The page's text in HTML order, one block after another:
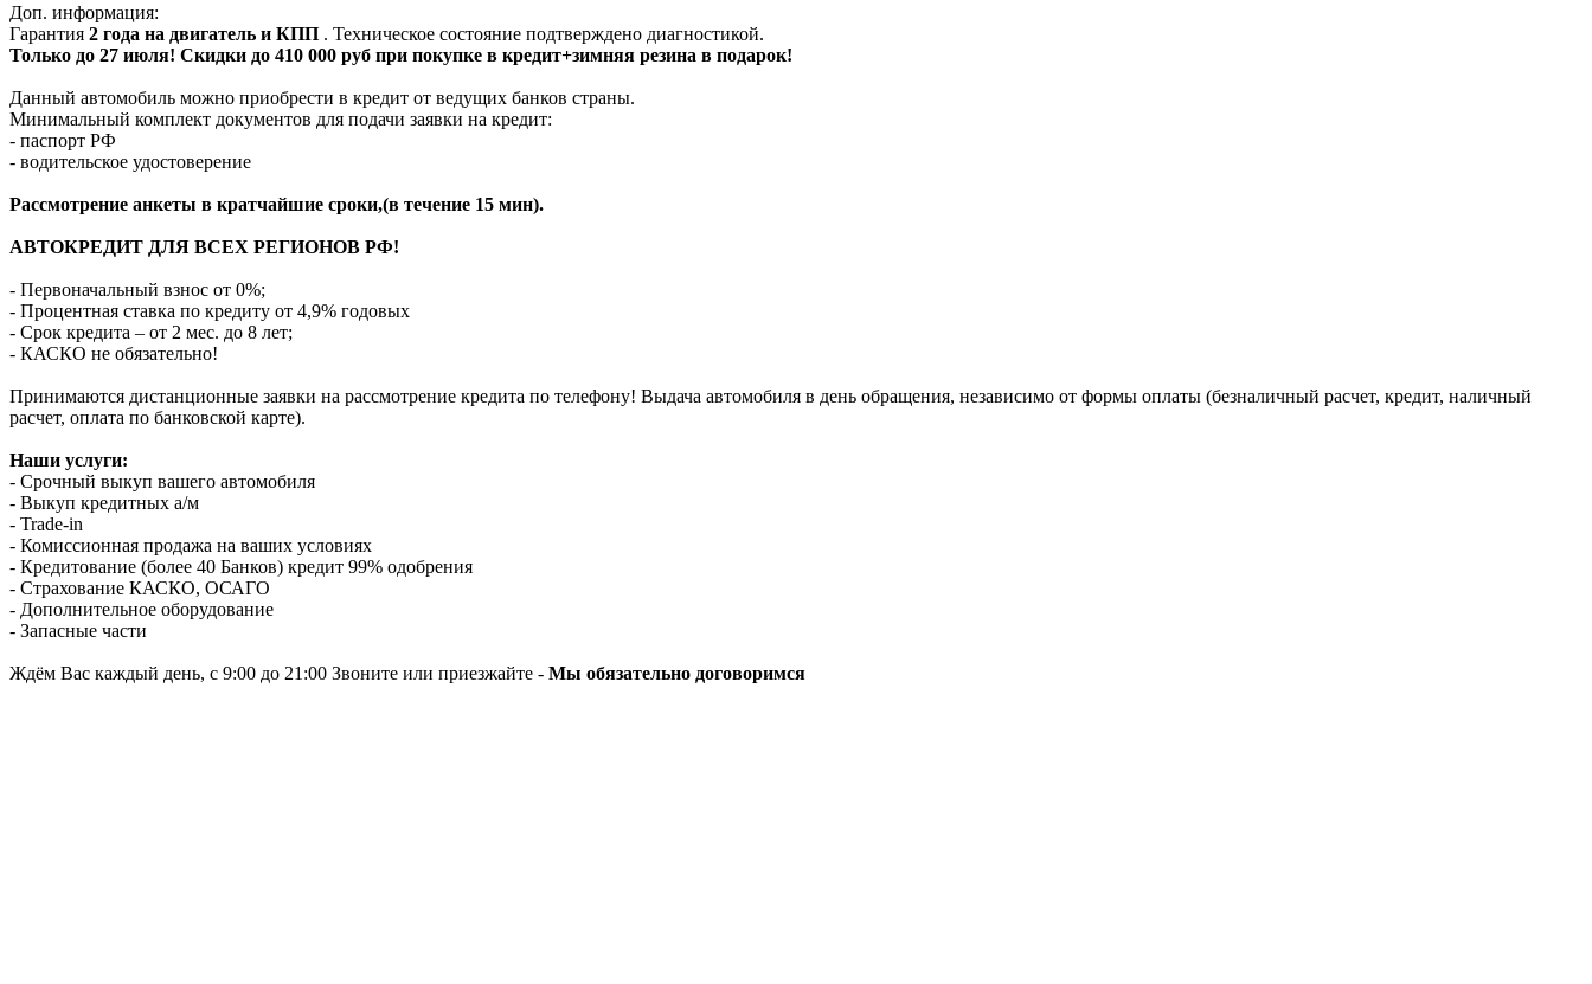
Доп. информация:
Гарантия 2 года на двигатель и КПП . Техническое состояние подтверждено диагностикой.
Только до 27 июля! Скидки до 410 000 руб при покупке в кредит+зимняя резина в подарок!
Данный автомобиль можно приобрести в кредит от ведущих банков страны.
Минимальный комплект документов для подачи заявки на кредит:
- паспорт РФ
- водительское удостоверение
Рассмотрение анкеты в кратчайшие сроки,(в течение 15 мин).
АВТОКРЕДИТ ДЛЯ ВСЕХ РЕГИОНОВ РФ!
- Первоначальный взнос от 0%;
- Процентная ставка по кредиту от 4,9% годовых
- Срок кредита – от 2 мес. до 8 лет;
- КАСКО не обязательно!
Принимаются дистанционные заявки на рассмотрение кредита по телефону! Выдача автомобиля в день обращения, независимо от формы оплаты (безналичный расчет, кредит, наличный
расчет, оплата по банковской карте).
Наши услуги:
- Срочный выкуп вашего автомобиля
- Выкуп кредитных а/м
- Trade-in
- Комиссионная продажа на ваших условиях
- Кредитование (более 40 Банков) кредит 99% одобрения
- Страхование КАСКО, ОСАГО
- Дополнительное оборудование
- Запасные части
Ждём Вас каждый день, с 9:00 до 21:00 Звоните или приезжайте - Мы обязательно договоримся